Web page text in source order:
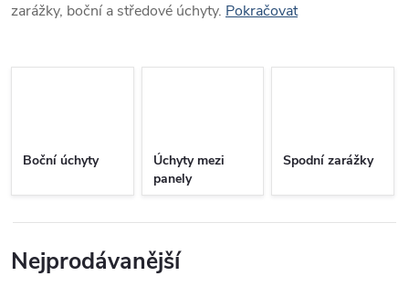
zarážky, boční a středové úchyty. Pokračovat
Boční úchyty
Úchyty mezi
panely
Spodní zarážky
Nejprodávanější